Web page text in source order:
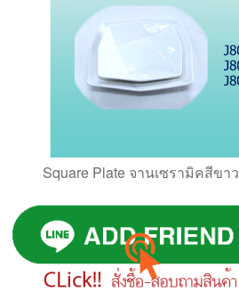
Square Plate จานเซรามิคสีขาว